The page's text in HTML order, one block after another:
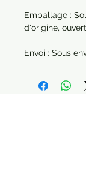
Emballage :
d'origine,
Envoi : Sous
articles,